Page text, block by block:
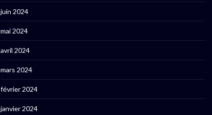
juin 2024
mai 2024
avril 2024
mars 2024
février 2024
janvier 2024